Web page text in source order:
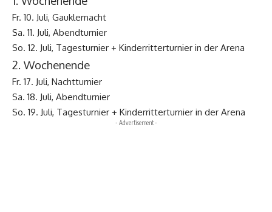
Fr. 10. Juli, Gauklernacht
Sa. 11. Juli, Abendturnier
So. 12. Juli, Tagesturnier + Kinderritterturnier in der Arena
2. Wochenende
Fr. 17. Juli, Nachtturnier
Sa. 18. Juli, Abendturnier
So. 19. Juli, Tagesturnier + Kinderritterturnier in der Arena
- Advertisement -